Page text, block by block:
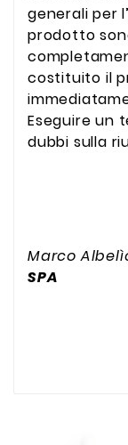
generali per
prodotto
costituito il
Eseguire un
dubbi sulla
Marco
SPA